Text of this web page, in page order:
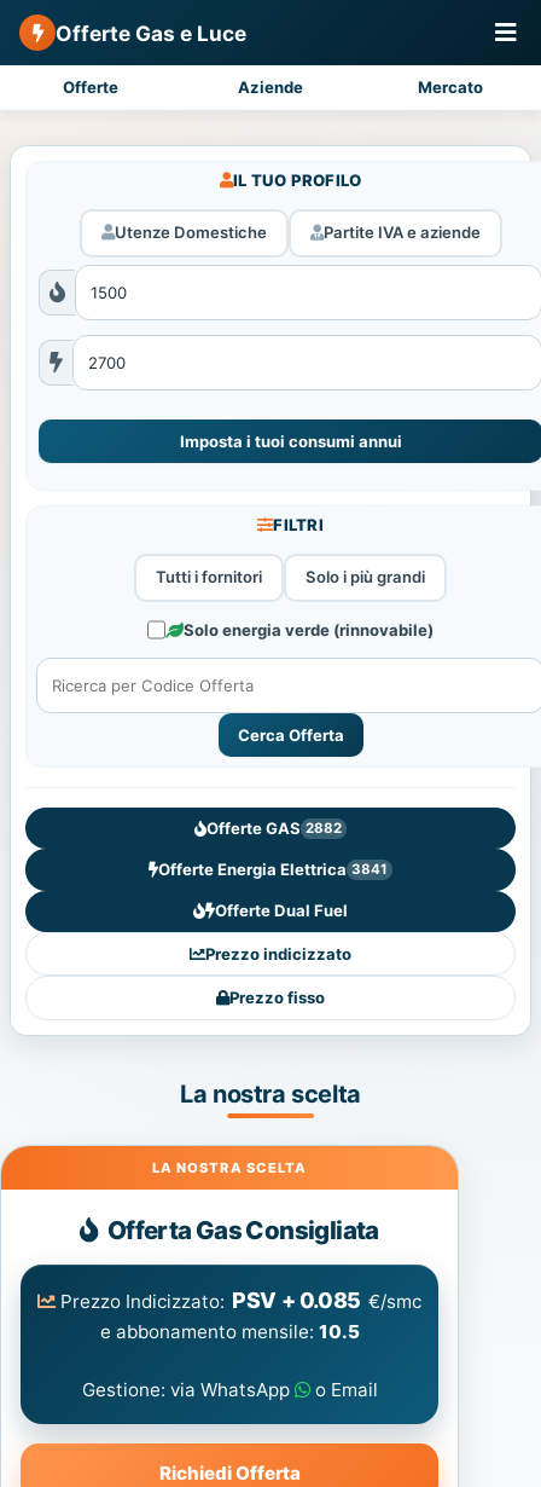
Offerte Gas e Luce
Offerte Aziende Mercato
IL TUO PROFILO
Utenze Domestiche Partite IVA e aziende
Imposta i tuoi consumi annui
FILTRI
Tutti i fornitori Solo i più grandi
Solo energia verde (rinnovabile)
Cerca Offerta
Offerte GAS 2882
Offerte Energia Elettrica 3841
Offerte Dual Fuel
Prezzo indicizzato
Prezzo fisso
La nostra scelta
Gas
Offerta Gas Consigliata
Prezzo Indicizzato: PSV + 0.085 €/smc
e abbonamento mensile: 10.5
Gestione: via WhatsApp o Email
Richiedi Offerta